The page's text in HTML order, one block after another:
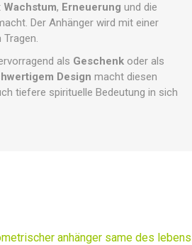
Wachstum, Erneuerung und die
Der Anhänger wird mit einer
als Geschenk oder als
Design macht diesen
tiefere spirituelle Bedeutung in sich
anhänger same des lebens